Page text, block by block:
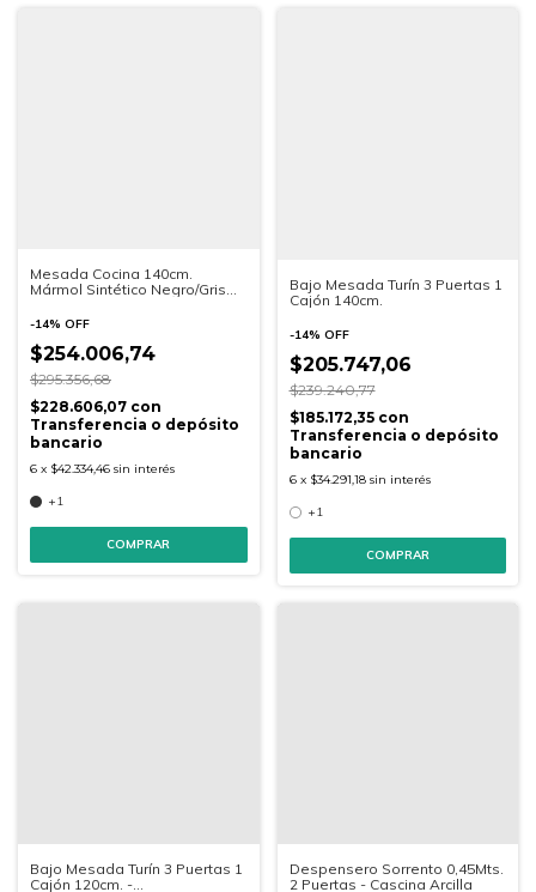
Mesada Cocina 140cm.
Mármol Sintético Negro/Gris
-14% OFF
$254.006,74
$295.356,68
$228.606,07 con
Transferencia o depósito
bancario
6 x $42.334,46 sin interés
+1
COMPRAR
Bajo Mesada Turín 3 Puertas 1
Cajón 140cm.
-14% OFF
$205.747,06
$239.240,77
$185.172,35 con
Transferencia o depósito
bancario
6 x $34.291,18 sin interés
+1
COMPRAR
Bajo Mesada Turín 3 Puertas 1
Cajón 120cm. -
Despensero Sorrento 0,45Mts.
2 Puertas - Cascina Arcilla